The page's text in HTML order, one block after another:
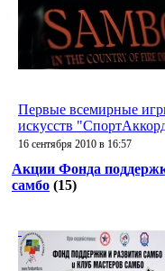
Первые всемирные
искусств
16 сентября 2010 в 16:57
Акции Фонда
самбо (15)